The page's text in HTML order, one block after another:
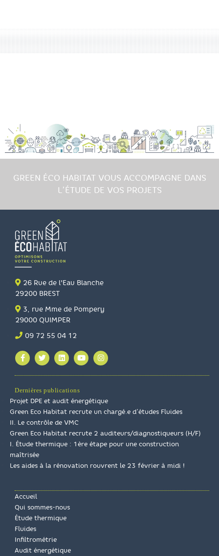
GREEN ÉCO HABITAT VOUS ACCOMPAGNE DANS
L’ÉTUDE DE VOS PROJETS
26 Rue de l'Eau Blanche
29200 BREST
3, rue Mme de Pompery
29000 QUIMPER
09 72 55 04 12
Dernières publications
Projet DPE et audit énergétique
Green Eco Habitat recrute un chargé.e d’études Fluides
II. Le contrôle de VMC
Green Eco Habitat recrute 2 auditeurs/diagnostiqueurs (H/F)
I. Étude thermique : 1ère étape pour une construction
maîtrisée
Les aides à la rénovation rouvrent le 23 février à midi !
Accueil
Qui sommes-nous
Étude thermique
Fluides
Infiltrométrie
Audit énergétique